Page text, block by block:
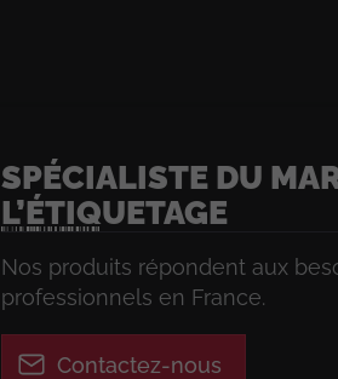
SPÉCIALISTE DU
L’ÉTIQUETAGE
Nos produits répondent aux
professionnels en France.
Contactez-nous